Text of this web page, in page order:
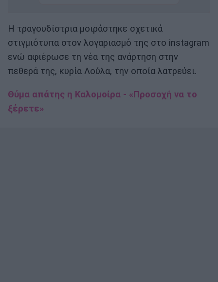
Η τραγουδίστρια μοιράστηκε σχετικά
στιγμιότυπα στον λογαριασμό της στο instagram
ενώ αφιέρωσε τη νέα της ανάρτηση στην
πεθερά της, κυρία Λούλα, την οποία λατρεύει.
Θύμα απάτης η Καλομοίρα - «Προσοχή να το
ξέρετε»